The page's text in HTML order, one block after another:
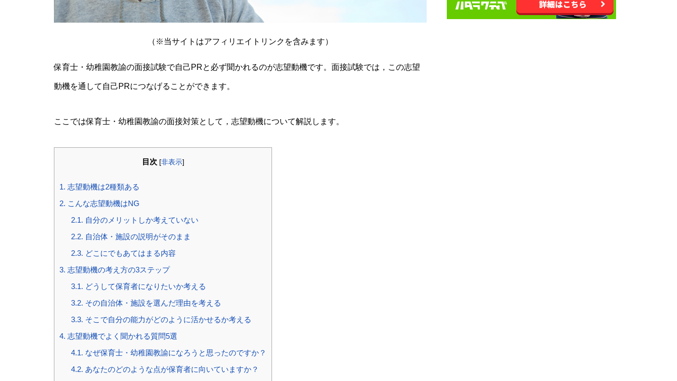
（※当サイトはアフィリエイトリンクを含みます）
保育士・幼稚園教諭の面接試験で自己PRと必ず聞かれるのが志望動機です。面接試験では，この志望
動機を通して自己PRにつなげることができます。
ここでは保育士・幼稚園教諭の面接対策として，志望動機について解説します。
目次 [非表示]
1. 志望動機は2種類ある
2. こんな志望動機はNG
2.1. 自分のメリットしか考えていない
2.2. 自治体・施設の説明がそのまま
2.3. どこにでもあてはまる内容
3. 志望動機の考え方の3ステップ
3.1. どうして保育者になりたいか考える
3.2. その自治体・施設を選んだ理由を考える
3.3. そこで自分の能力がどのように活かせるか考える
4. 志望動機でよく聞かれる質問5選
4.1. なぜ保育士・幼稚園教諭になろうと思ったのですか？
4.2. あなたのどのような点が保育者に向いていますか？